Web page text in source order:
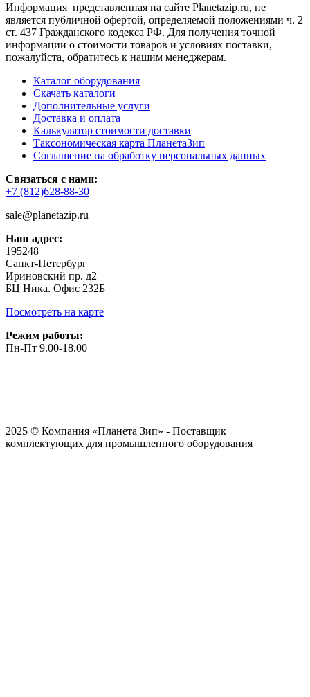
Информация представленная на сайте Planetazip.ru, не
является публичной офертой, определяемой положениями ч. 2
ст. 437 Гражданского кодекса РФ. Для получения точной
информации о стоимости товаров и условиях поставки,
пожалуйста, обратитесь к нашим менеджерам.
Каталог оборудования
Скачать каталоги
Дополнительные услуги
Доставка и оплата
Калькулятор стоимости доставки
Таксономическая карта ПланетаЗип
Соглашение на обработку персональных данных
Связаться с нами:
+7 (812)628-88-30
sale@planetazip.ru
Наш адрес:
195248
Санкт-Петербург
Ириновский пр. д2
БЦ Ника. Офис 232Б
Посмотреть на карте
Режим работы:
Пн-Пт 9.00-18.00
2025 © Компания «Планета Зип» - Поставщик
комплектующих для промышленного оборудования